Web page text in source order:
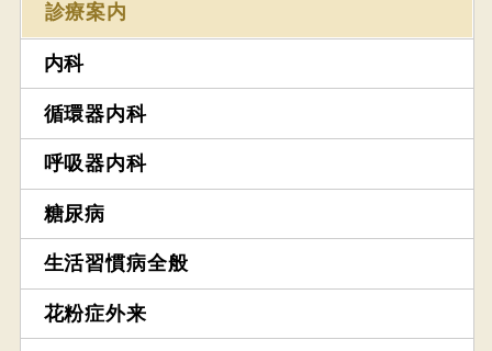
診療案内
内科
循環器内科
呼吸器内科
糖尿病
生活習慣病全般
花粉症外来